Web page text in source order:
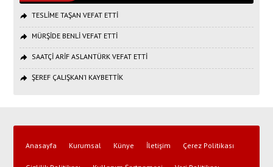
TESLİME TAŞAN VEFAT ETTİ
MÜRŞİDE BENLİ VEFAT ETTİ
SAATÇİ ARİF ASLANTÜRK VEFAT ETTİ
ŞEREF ÇALIŞKAN’I KAYBETTİK
Anasayfa Kurumsal Künye İletişim Çerez Politikası